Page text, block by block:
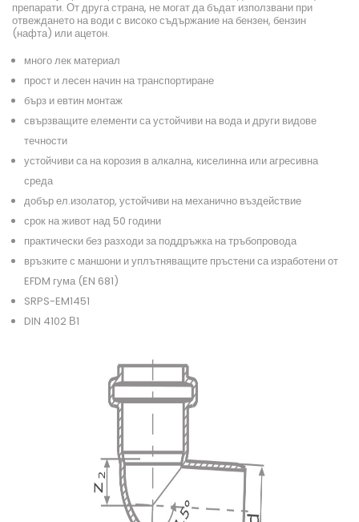
препарати. От друга страна, не могат да бъдат използвани при
отвеждането на води с високо съдържание на бензен, бензин
(нафта) или ацетон.
много лек материал
прост и лесен начин на транспортиране
бърз и евтин монтаж
свързващите елементи са устойчиви на вода и други видове
течности
устойчиви са на корозия в алкална, киселинна или агресивна
среда
добър ел.изолатор, устойчиви на механично въздействие
срок на живот над 50 години
практически без разходи за поддръжка на тръбопровода
връзките с маншони и уплътняващите пръстени са изработени от
EFDM гума (EN 681)
SRPS-EM1451
DIN 4102 В1